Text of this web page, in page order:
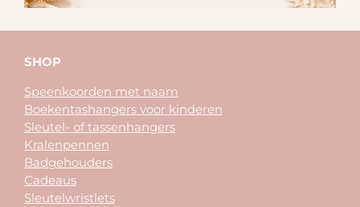
SHOP
Speenkoorden met naam
Boekentashangers voor kinderen
Sleutel- of tassenhangers
Kralenpennen
Badgehouders
Cadeaus
Sleutelwristlets